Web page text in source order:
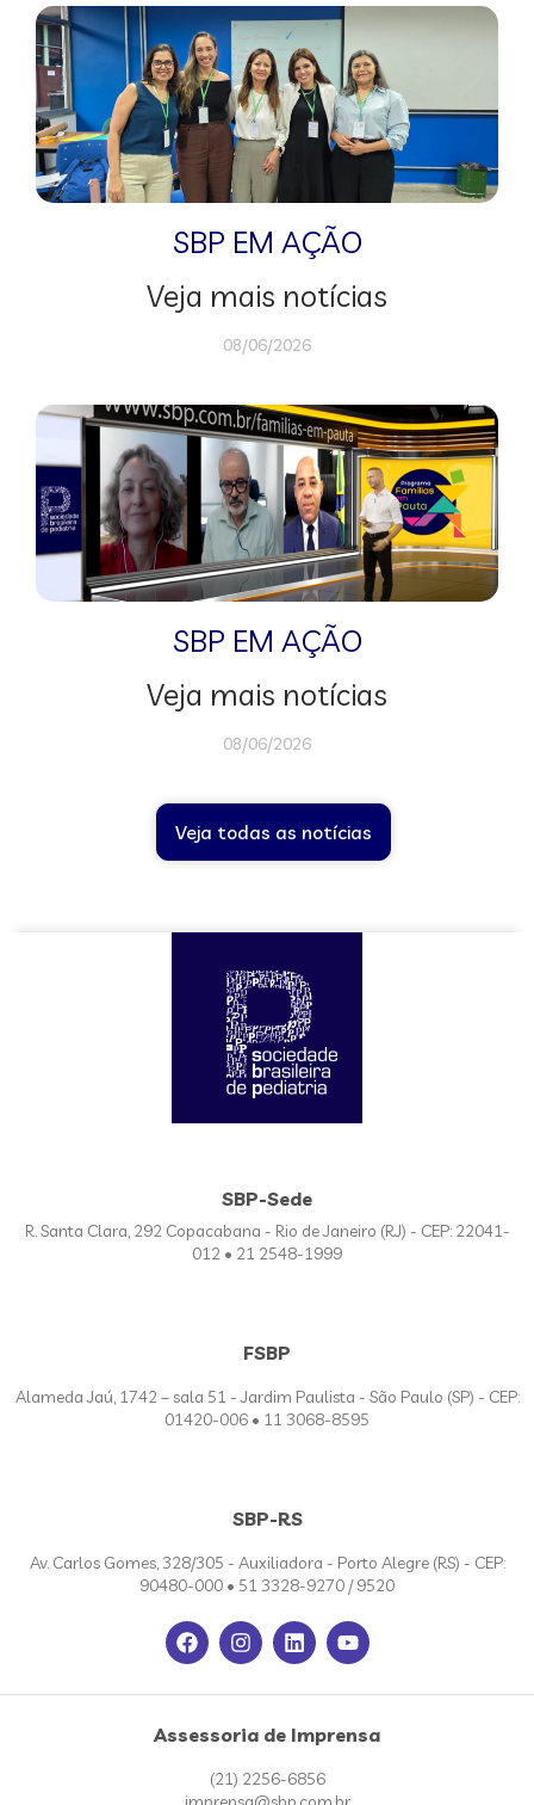
SBP EM AÇÃO
Veja mais notícias
08/06/2026
SBP EM AÇÃO
Veja mais notícias
08/06/2026
Veja todas as notícias
SBP-Sede
R. Santa Clara, 292 Copacabana - Rio de Janeiro (RJ) - CEP: 22041-
012 • 21 2548-1999
FSBP
Alameda Jaú, 1742 – sala 51 - Jardim Paulista - São Paulo (SP) - CEP:
01420-006 • 11 3068-8595
SBP-RS
Av. Carlos Gomes, 328/305 - Auxiliadora - Porto Alegre (RS) - CEP:
90480-000 • 51 3328-9270 / 9520
Assessoria de Imprensa
(21) 2256-6856